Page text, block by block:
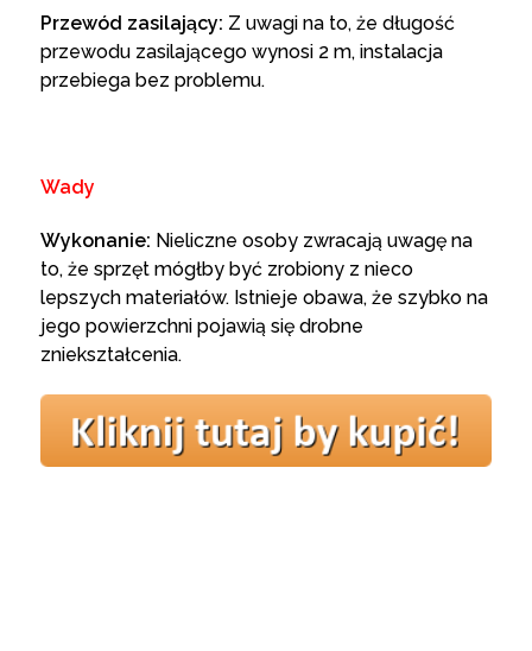
Przewód zasilający: Z uwagi na to, że długość
przewodu zasilającego wynosi 2 m, instalacja
przebiega bez problemu.
Wady
Wykonanie: Nieliczne osoby zwracają uwagę na
to, że sprzęt mógłby być zrobiony z nieco
lepszych materiałów. Istnieje obawa, że szybko na
jego powierzchni pojawią się drobne
zniekształcenia.